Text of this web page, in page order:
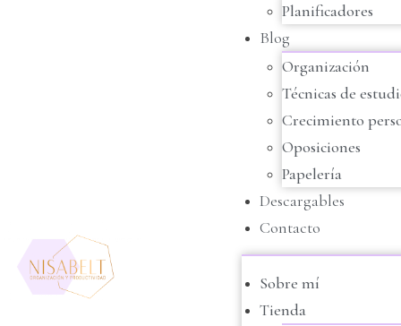
Planificadores
Blog
Organización
Técnicas de
Crecimiento
Oposiciones
Papelería
Descargables
Contacto
Sobre mí
Tienda